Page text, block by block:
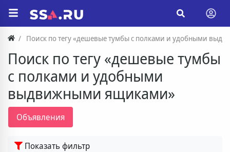
Поиск по тегу «дешевые тумбы с полками и удобными
Поиск по тегу «дешевые тумбы
с полками и удобными
выдвижными ящиками»
Объявления
Показать фильтр